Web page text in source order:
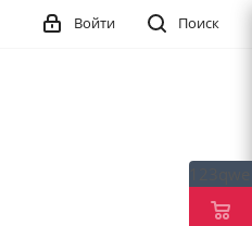
Поиск
Войти